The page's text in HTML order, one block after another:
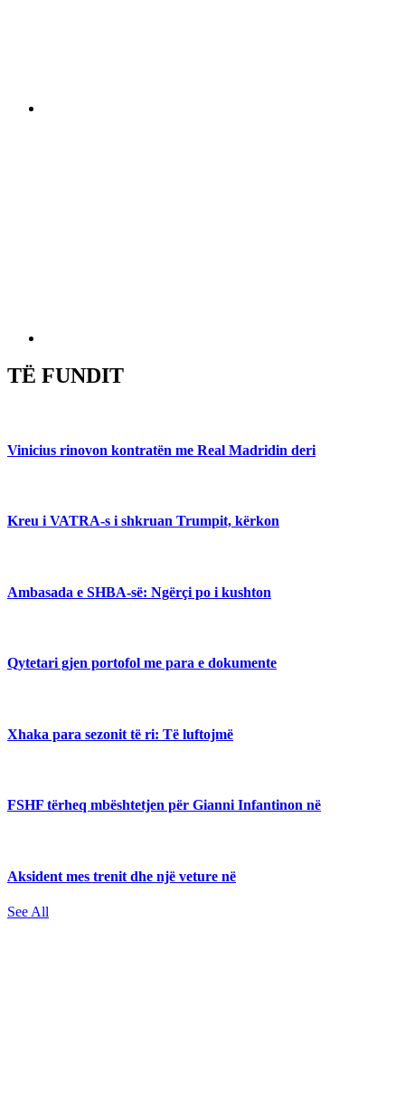
TË FUNDIT
Vinicius rinovon kontratën me Real Madridin deri
Kreu i VATRA-s i shkruan Trumpit, kërkon
Ambasada e SHBA-së: Ngërçi po i kushton
Qytetari gjen portofol me para e dokumente
Xhaka para sezonit të ri: Të luftojmë
FSHF tërheq mbështetjen për Gianni Infantinon në
Aksident mes trenit dhe një veture në
See All